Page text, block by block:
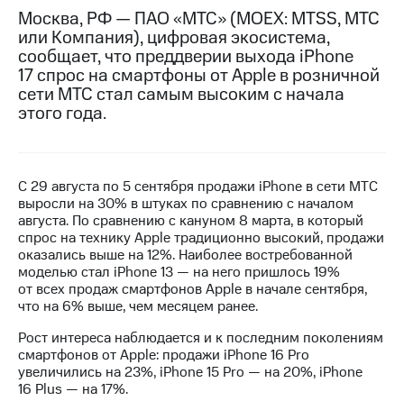
Контакты
Медиа-центр
Пресс-
релизы
МТС
Интервью
Финансовая
отчетность
Контакты
в
регионе
и акционерам
Москва, РФ — ПАО «МТС» (MOEX: MTSS, МТС
или Компания), цифровая экосистема,
сообщает, что преддверии выхода iPhone
17 спрос на смартфоны от Apple в розничной
сети МТС стал самым высоким с начала
этого года.
С 29 августа по 5 сентября продажи iPhone в сети МТС
выросли на 30% в штуках по сравнению с началом
августа. По сравнению с кануном 8 марта, в который
спрос на технику Apple традиционно высокий, продажи
оказались выше на 12%. Наиболее востребованной
моделью стал iPhone 13 — на него пришлось 19%
от всех продаж смартфонов Apple в начале сентября,
что на 6% выше, чем месяцем ранее.
Рост интереса наблюдается и к последним поколениям
смартфонов от Apple: продажи iPhone 16 Pro
увеличились на 23%, iPhone 15 Pro — на 20%, iPhone
16 Plus — на 17%.